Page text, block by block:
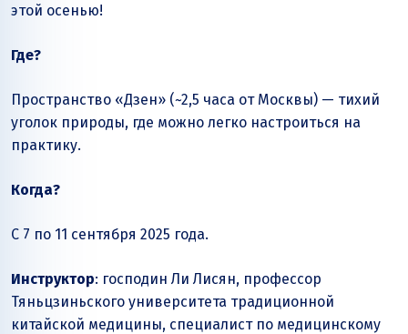
этой осенью!
Где?
Пространство «Дзен» (~2,5 часа от Москвы) — тихий
уголок природы, где можно легко настроиться на
практику.
Когда?
С 7 по 11 сентября 2025 года.
Инструктор: господин Ли Лисян, профессор
Тяньцзиньского университета традиционной
китайской медицины, специалист по медицинскому